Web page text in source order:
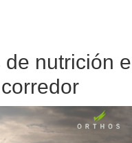
nutrición e